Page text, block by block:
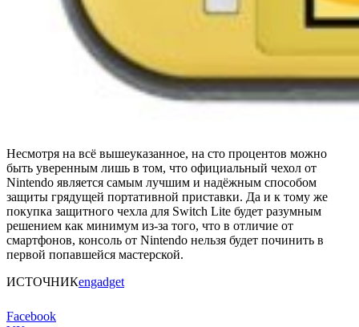
Несмотря на всё вышеуказанное, на сто процентов можно
быть уверенным лишь в том, что официальный чехол от
Nintendo является самым лучшим и надёжным способом
защиты грядущей портативной приставки. Да и к тому же
покупка защитного чехла для Switch Lite будет разумным
решением как минимум из-за того, что в отличие от
смартфонов, консоль от Nintendo нельзя будет починить в
первой попавшейся мастерской.
ИСТОЧНИКengadget
Facebook